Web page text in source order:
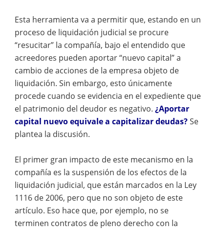
Esta herramienta va a permitir que, estando en un
proceso de liquidación judicial se procure
“resucitar” la compañía, bajo el entendido que
acreedores pueden aportar “nuevo capital” a
cambio de acciones de la empresa objeto de
liquidación. Sin embargo, esto únicamente
procede cuando se evidencia en el expediente que
el patrimonio del deudor es negativo. ¿Aportar
capital nuevo equivale a capitalizar deudas?Se
plantea la discusión.
El primer gran impacto de este mecanismo en la
compañía es la suspensión de los efectos de la
liquidación judicial, que están marcados en la Ley
1116 de 2006, pero que no son objeto de este
artículo. Eso hace que, por ejemplo, no se
terminen contratos de pleno derecho con la